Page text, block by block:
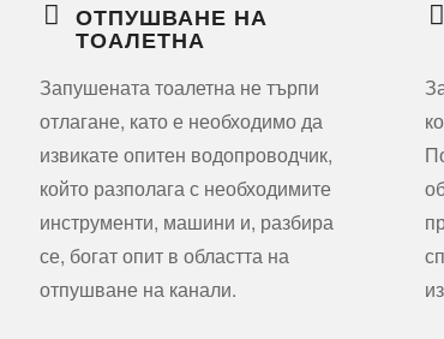
ОТПУШВАНЕ НА
ТОАЛЕТНА
Запушената тоалетна не търпи
отлагане, като е необходимо да
извикате опитен водопроводчик,
който разполага с необходимите
инструменти, машини и, разбира
се, богат опит в областта на
отпушване на канали.